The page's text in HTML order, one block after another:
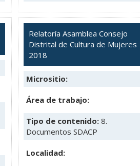
Relatoría Asamblea Consejo
Distrital de Cultura de Mujeres
2018
Micrositio:
Área de trabajo:
Tipo de contenido: 8.
Documentos SDACP
Localidad: